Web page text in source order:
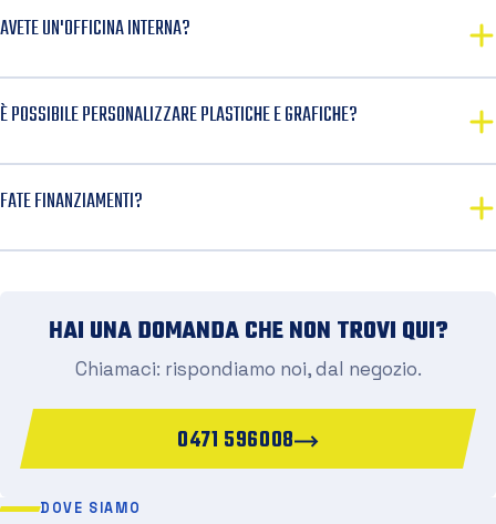
AVETE UN'OFFICINA INTERNA?
È POSSIBILE PERSONALIZZARE PLASTICHE E GRAFICHE?
FATE FINANZIAMENTI?
HAI UNA DOMANDA CHE NON TROVI QUI?
Chiamaci: rispondiamo noi, dal negozio.
0471 596008
DOVE SIAMO